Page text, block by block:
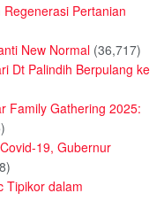
Pertanian
New Normal (36,717)
Dt Palindih Berpulang ke
Family Gathering 2025:
19, Gubernur
Tipikor dalam